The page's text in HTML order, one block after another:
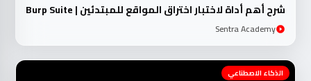
شرح أهم أداة لاختبار اختراق المواقع للمبتدئين | Burp Suite
Sentra Academy
الذكاء الاصطناعي